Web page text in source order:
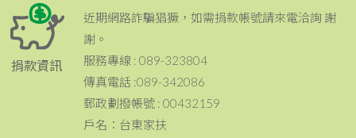
捐款資訊
近期網路詐騙猖獗，如需捐款帳號請來電洽詢 謝
謝。
服務專線 : 089-323804
傳真電話 :089-342086
郵政劃撥帳號 : 00432159
戶名：台東家扶